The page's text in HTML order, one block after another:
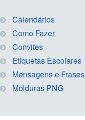
Calendários
Como Fazer
Convites
Etiquetas Escolares
Mensagens e Frases
Molduras PNG